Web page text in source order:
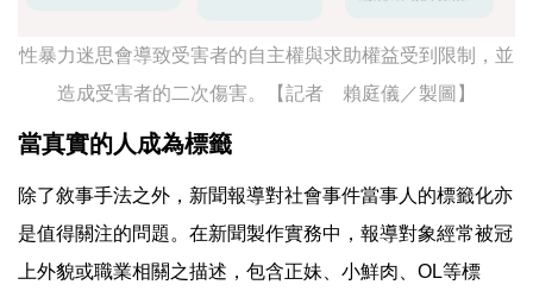
性暴力迷思會導致受害者的自主權與求助權益受到限制，並
造成受害者的二次傷害。【記者 賴庭儀／製圖】
當真實的人成為標籤
除了敘事手法之外，新聞報導對社會事件當事人的標籤化亦
是值得關注的問題。在新聞製作實務中，報導對象經常被冠
上外貌或職業相關之描述，包含正妹、小鮮肉、OL等標